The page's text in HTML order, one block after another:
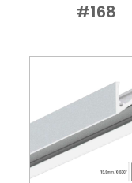
#168